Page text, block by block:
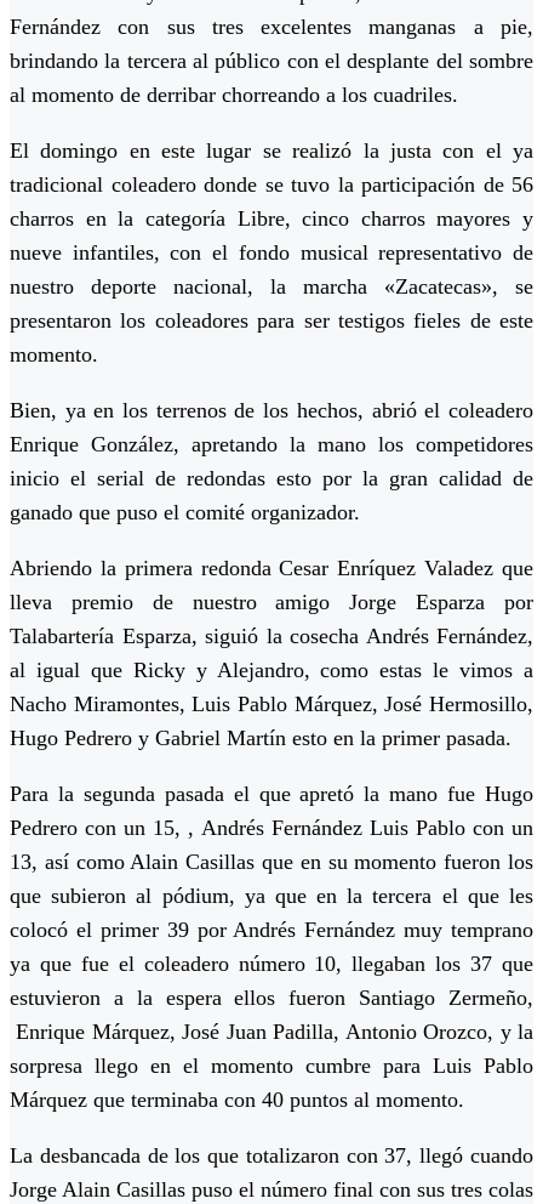
Fernández con sus tres excelentes manganas a pie,
brindando la tercera al público con el desplante del sombre
al momento de derribar chorreando a los cuadriles.
El domingo en este lugar se realizó la justa con el ya
tradicional coleadero donde se tuvo la participación de 56
charros en la categoría Libre, cinco charros mayores y
nueve infantiles, con el fondo musical representativo de
nuestro deporte nacional, la marcha «Zacatecas», se
presentaron los coleadores para ser testigos fieles de este
momento.
Bien, ya en los terrenos de los hechos, abrió el coleadero
Enrique González, apretando la mano los competidores
inicio el serial de redondas esto por la gran calidad de
ganado que puso el comité organizador.
Abriendo la primera redonda Cesar Enríquez Valadez que
lleva premio de nuestro amigo Jorge Esparza por
Talabartería Esparza, siguió la cosecha Andrés Fernández,
al igual que Ricky y Alejandro, como estas le vimos a
Nacho Miramontes, Luis Pablo Márquez, José Hermosillo,
Hugo Pedrero y Gabriel Martín esto en la primer pasada.
Para la segunda pasada el que apretó la mano fue Hugo
Pedrero con un 15, , Andrés Fernández Luis Pablo con un
13, así como Alain Casillas que en su momento fueron los
que subieron al pódium, ya que en la tercera el que les
colocó el primer 39 por Andrés Fernández muy temprano
ya que fue el coleadero número 10, llegaban los 37 que
estuvieron a la espera ellos fueron Santiago Zermeño,
Enrique Márquez, José Juan Padilla, Antonio Orozco, y la
sorpresa llego en el momento cumbre para Luis Pablo
Márquez que terminaba con 40 puntos al momento.
La desbancada de los que totalizaron con 37, llegó cuando
Jorge Alain Casillas puso el número final con sus tres colas